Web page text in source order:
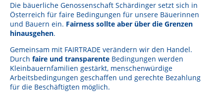
Nachhaltigkeit & Verantwortung
Tethered Caps
Auf das Mehrwegglas gekommen
Nachhaltigkeitsbericht
Lebensmittel sind kostbar!
Die bäuerliche Genossenschaft Schärdinger setzt sich in
Österreich für faire Bedingungen für unsere Bäuerinnen
und Bauern ein. Fairness sollte aber über die Grenzen
hinausgehen.
Gemeinsam mit FAIRTRADE verändern wir den Handel.
Durch faire und transparente Bedingungen werden
Kleinbauernfamilien gestärkt, menschenwürdige
Arbeitsbedingungen geschaffen und gerechte Bezahlung
für die Beschäftigten möglich.